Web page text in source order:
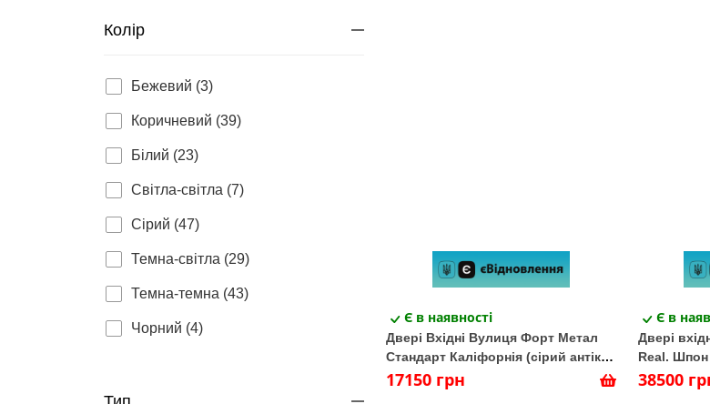
Колір
Бежевий (3)
Коричневий (39)
Білий (23)
Світла-світла (7)
Сірий (47)
Темна-світла (29)
Темна-темна (43)
Чорний (4)
Є в наявності
Двері Вхідні Вулиця Форт Метал
Стандарт Каліфорнія (сірий антік/
венге сірий горизонт)
17150 грн
Є в
Двері
Real. Шпон
Шпон
38500